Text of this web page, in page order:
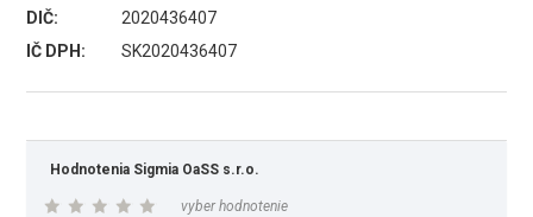
DIČ:
2020436407
IČ DPH:
SK2020436407
Hodnotenia Sigmia OaSS s.r.o.
vyber hodnotenie